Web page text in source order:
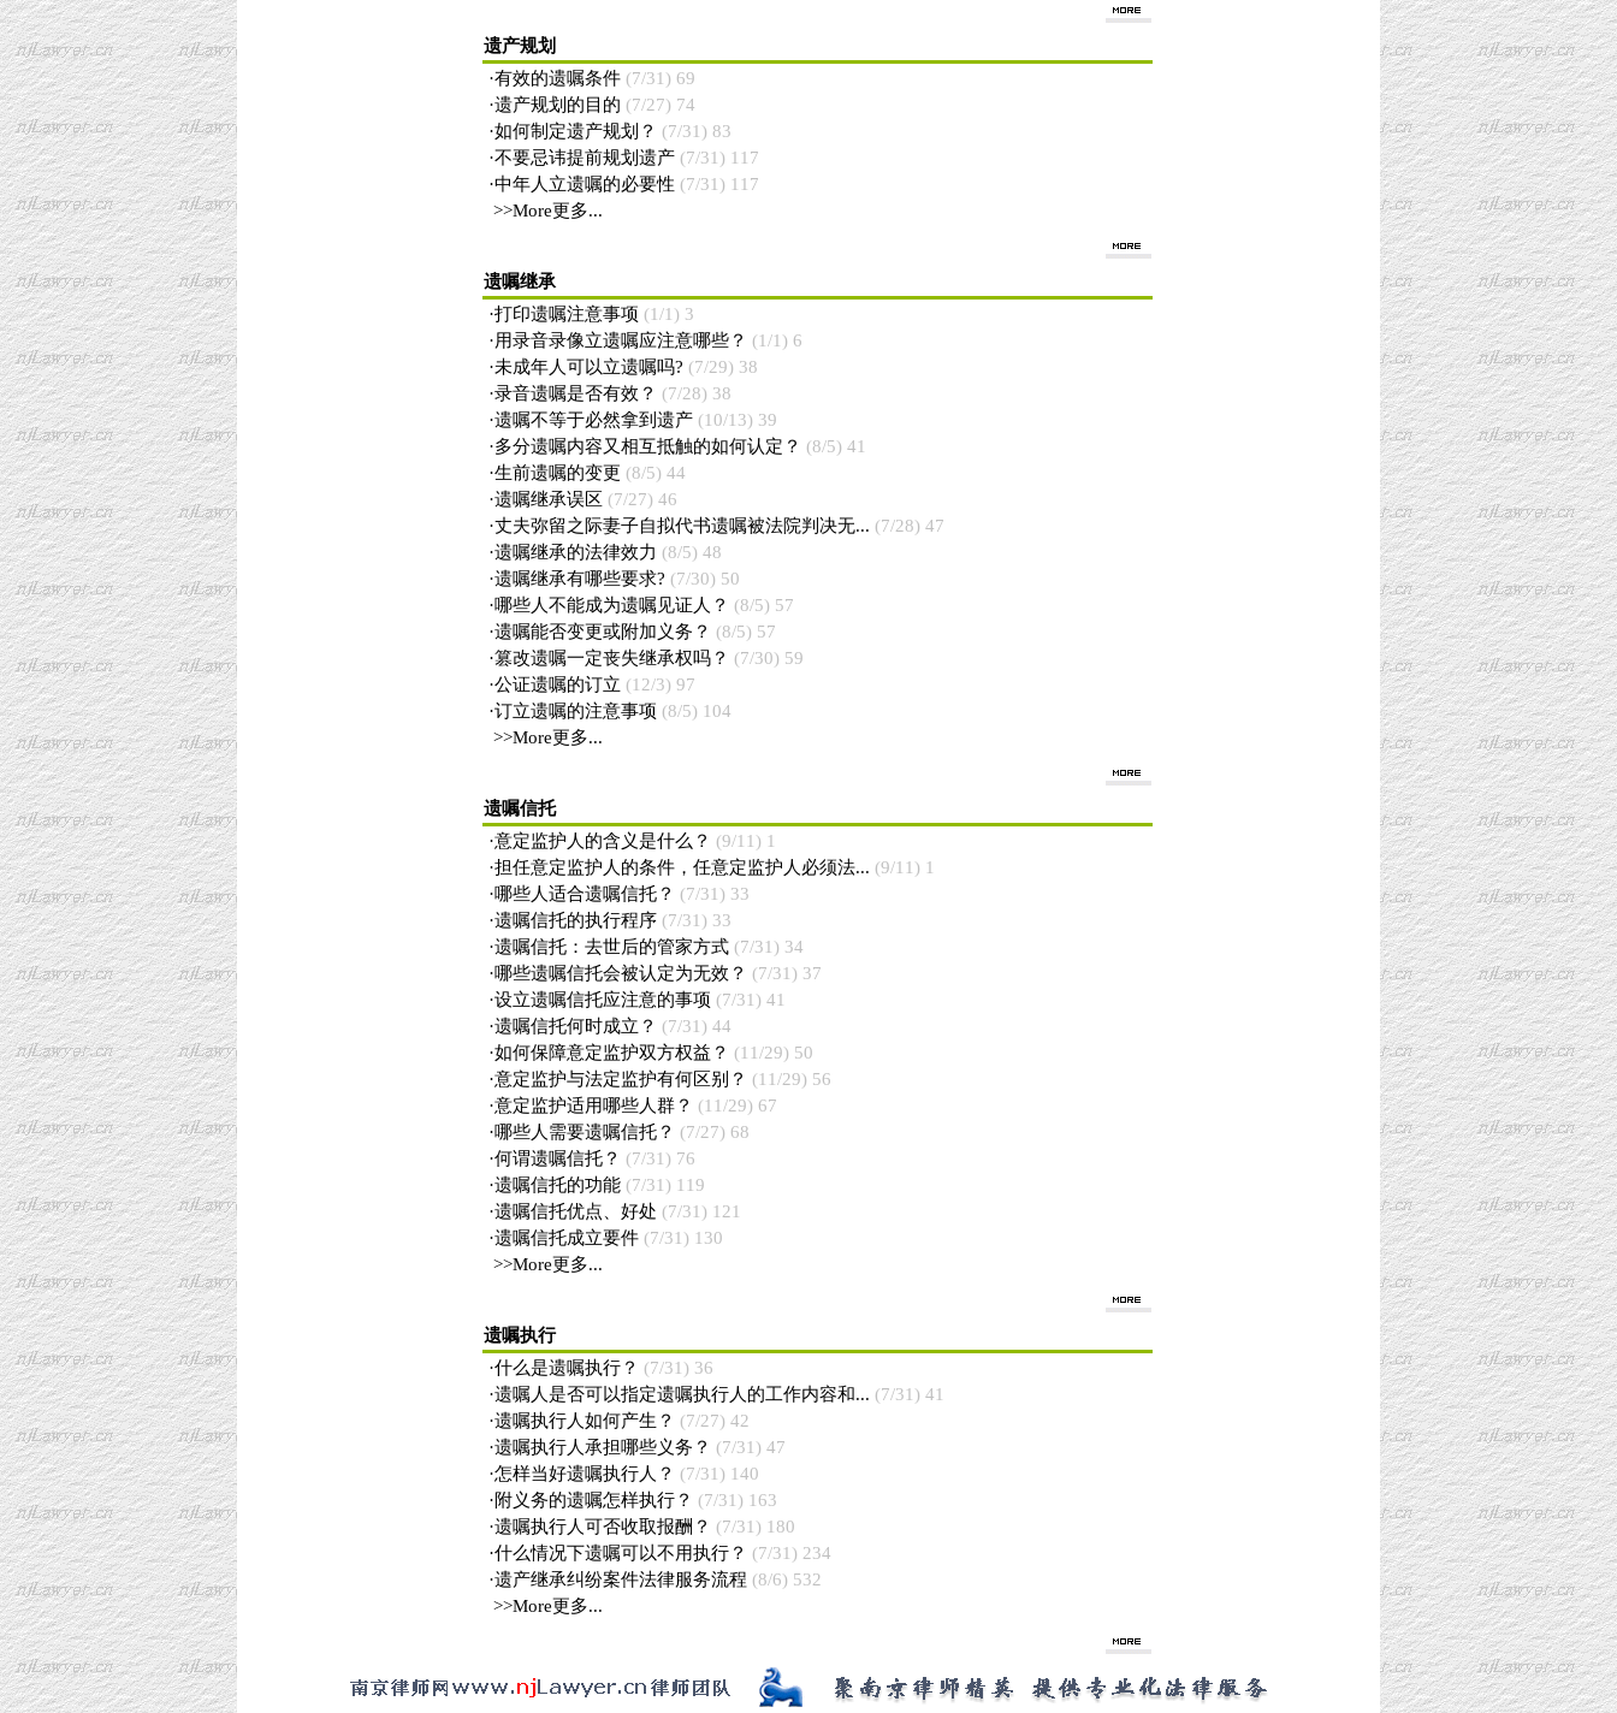
遗产规划
·有效的遗嘱条件 (7/31) 69
·遗产规划的目的 (7/27) 74
·如何制定遗产规划？ (7/31) 83
·不要忌讳提前规划遗产 (7/31) 117
·中年人立遗嘱的必要性 (7/31) 117
>>More更多...
遗嘱继承
·打印遗嘱注意事项 (1/1) 3
·用录音录像立遗嘱应注意哪些？ (1/1) 6
·未成年人可以立遗嘱吗? (7/29) 38
·录音遗嘱是否有效？ (7/28) 38
·遗嘱不等于必然拿到遗产 (10/13) 39
·多分遗嘱内容又相互抵触的如何认定？ (8/5) 41
·生前遗嘱的变更 (8/5) 44
·遗嘱继承误区 (7/27) 46
·丈夫弥留之际妻子自拟代书遗嘱被法院判决无... (7/28) 47
·遗嘱继承的法律效力 (8/5) 48
·遗嘱继承有哪些要求? (7/30) 50
·哪些人不能成为遗嘱见证人？ (8/5) 57
·遗嘱能否变更或附加义务？ (8/5) 57
·篡改遗嘱一定丧失继承权吗？ (7/30) 59
·公证遗嘱的订立 (12/3) 97
·订立遗嘱的注意事项 (8/5) 104
>>More更多...
遗嘱信托
·意定监护人的含义是什么？ (9/11) 1
·担任意定监护人的条件，任意定监护人必须法... (9/11) 1
·哪些人适合遗嘱信托？ (7/31) 33
·遗嘱信托的执行程序 (7/31) 33
·遗嘱信托：去世后的管家方式 (7/31) 34
·哪些遗嘱信托会被认定为无效？ (7/31) 37
·设立遗嘱信托应注意的事项 (7/31) 41
·遗嘱信托何时成立？ (7/31) 44
·如何保障意定监护双方权益？ (11/29) 50
·意定监护与法定监护有何区别？ (11/29) 56
·意定监护适用哪些人群？ (11/29) 67
·哪些人需要遗嘱信托？ (7/27) 68
·何谓遗嘱信托？ (7/31) 76
·遗嘱信托的功能 (7/31) 119
·遗嘱信托优点、好处 (7/31) 121
·遗嘱信托成立要件 (7/31) 130
>>More更多...
遗嘱执行
·什么是遗嘱执行？ (7/31) 36
·遗嘱人是否可以指定遗嘱执行人的工作内容和... (7/31) 41
·遗嘱执行人如何产生？ (7/27) 42
·遗嘱执行人承担哪些义务？ (7/31) 47
·怎样当好遗嘱执行人？ (7/31) 140
·附义务的遗嘱怎样执行？ (7/31) 163
·遗嘱执行人可否收取报酬？ (7/31) 180
·什么情况下遗嘱可以不用执行？ (7/31) 234
·遗产继承纠纷案件法律服务流程 (8/6) 532
>>More更多...